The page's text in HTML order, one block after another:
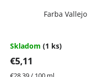
Farba
Skladom (1 ks)
€5,11
Jednotková